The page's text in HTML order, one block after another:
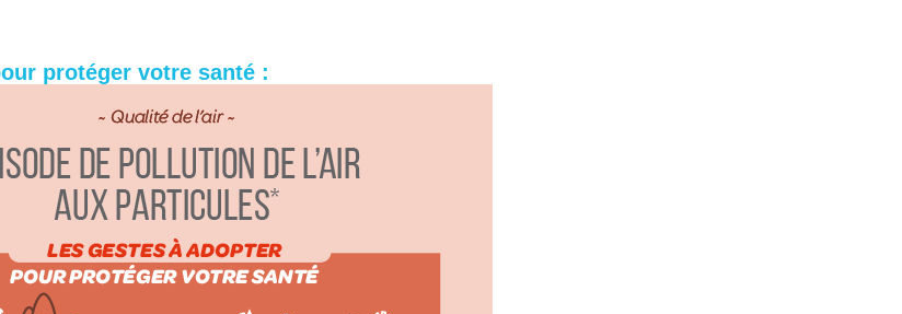
protéger votre santé :